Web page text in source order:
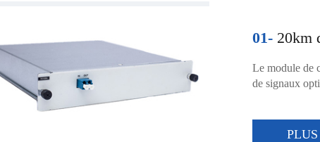
01-20km
Le module de
de signaux
PLUS